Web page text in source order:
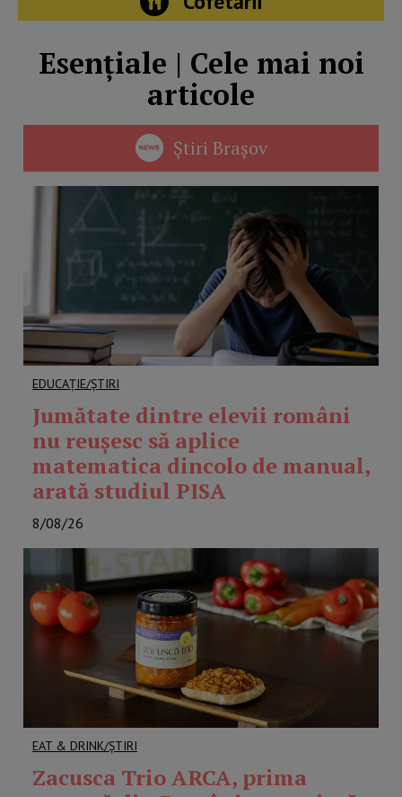
Esențiale | Cele mai noi
articole
Știri Brașov
EDUCAȚIE/ȘTIRI
Jumătate dintre elevii români
nu reușesc să aplice
matematica dincolo de manual,
arată studiul PISA
8/08/26
EAT & DRINK/ȘTIRI
Zacusca Trio ARCA, prima